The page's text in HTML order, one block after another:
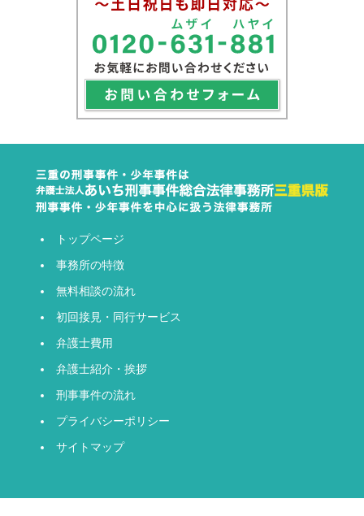
トップページ
事務所の特徴
無料相談の流れ
初回接見・同行サービス
弁護士費用
弁護士紹介・挨拶
刑事事件の流れ
プライバシーポリシー
サイトマップ